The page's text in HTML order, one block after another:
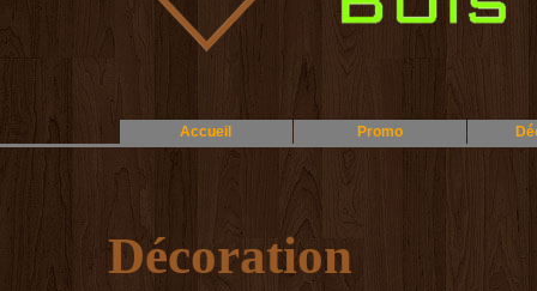
Accueil Promo
Décoration